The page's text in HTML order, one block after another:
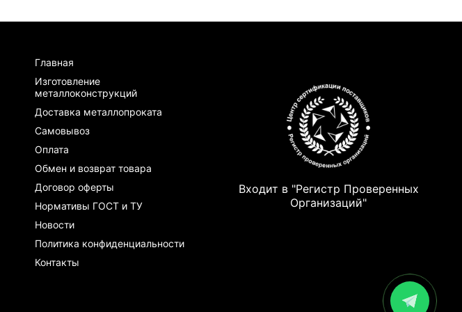
Главная
Изготовление
металлоконструкций
Доставка металлопроката
Самовывоз
Оплата
Обмен и возврат товара
Договор оферты
Нормативы ГОСТ и ТУ
Новости
Политика конфиденциальности
Контакты
Входит в "Регистр Проверенных
Организаций"